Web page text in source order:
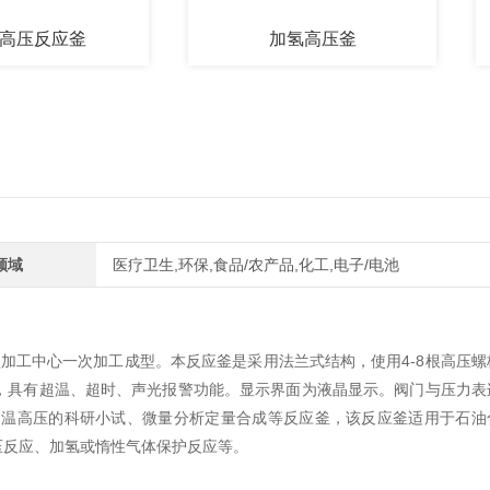
应釜 加氢高压釜
域 医疗卫生,环保,食品/农产品,化工,电子/电池
工中心一次加工成型。本反应釜是采用法兰式结构，使用4-8根高压螺
有超温、超时、声光报警功能。显示界面为液晶显示。阀门与压力表
高压的科研小试、微量分析定量合成等反应釜，该反应釜适用于石油
应、加氢或惰性气体保护反应等。